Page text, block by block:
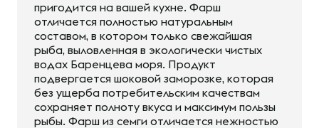
пригодится на вашей кухне. Фарш
отличается полностью натуральным
составом, в котором только свежайшая
рыба, выловленная в экологически чистых
водах Баренцева моря. Продукт
подвергается шоковой заморозке, которая
без ущерба потребительским качествам
сохраняет полноту вкуса и максимум пользы
рыбы. Фарш из семги отличается нежностью